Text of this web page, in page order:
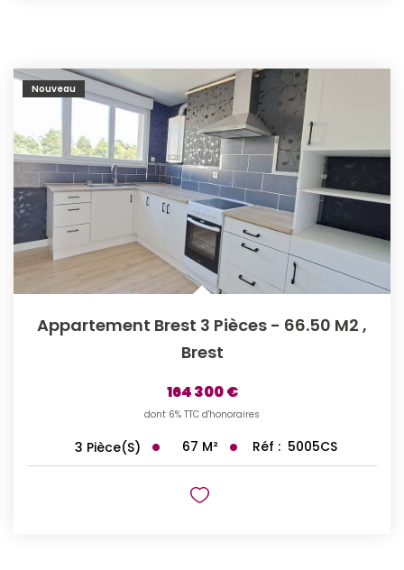
Nouveau
Appartement Brest 3 Pièces - 66.50 M2 ,
Brest
164 300 €
dont 6% TTC d'honoraires
3 Pièce(s) 67 M² Réf : 5005CS